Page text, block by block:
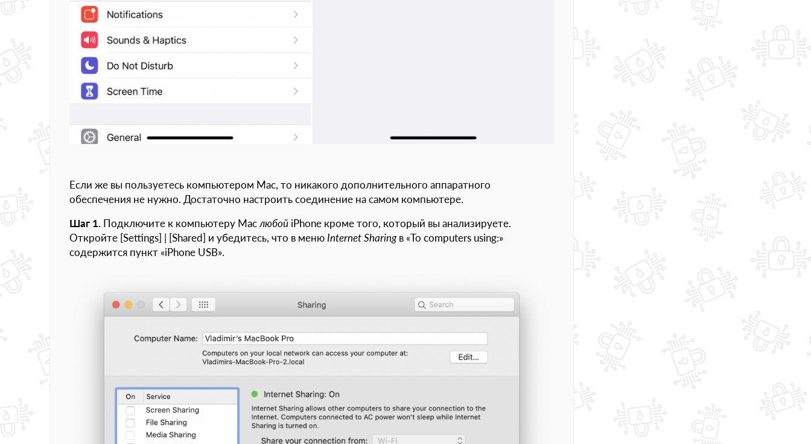
Если же вы пользуетесь компьютером Mac, то никакого дополнительного аппаратного
обеспечения не нужно. Достаточно настроить соединение на самом компьютере.
Шаг 1. Подключите к компьютеру Macлюбой iPhone кроме того, который вы анализируете.
Откройте [Settings] | [Shared] и убедитесь, что в меню Internet Sharingв «To computers using:»
содержится пункт «iPhone USB».